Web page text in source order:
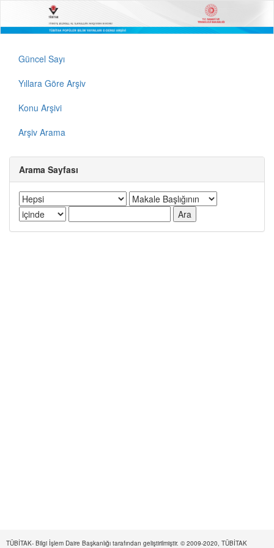
Güncel Sayı
Yıllara Göre Arşiv
Konu Arşivi
Arşiv Arama
Arama Sayfası
TÜBİTAK- Bilgi İşlem Daire Başkanlığı tarafından geliştirilmiştir. © 2009-2020, TÜBİTAK